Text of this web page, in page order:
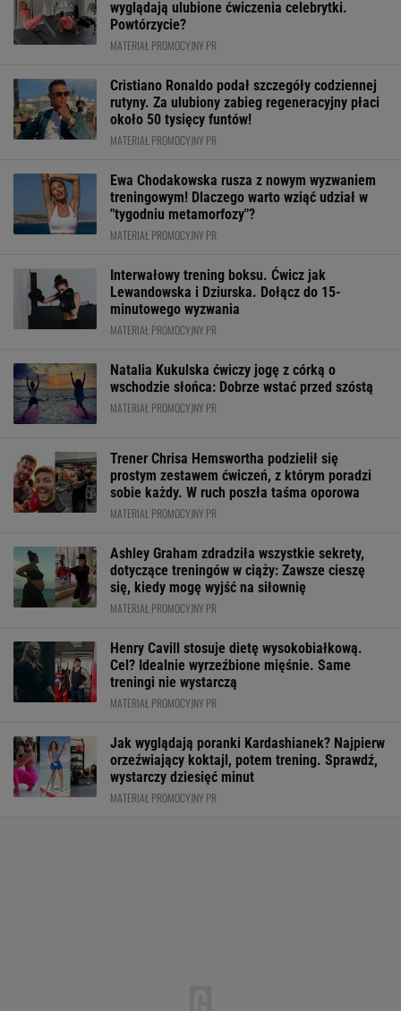
wyglądają ulubione ćwiczenia celebrytki.
Powtórzycie?
MATERIAŁ PROMOCYJNY PR
Cristiano Ronaldo podał szczegóły codziennej
rutyny. Za ulubiony zabieg regeneracyjny płaci
około 50 tysięcy funtów!
MATERIAŁ PROMOCYJNY PR
Ewa Chodakowska rusza z nowym wyzwaniem
treningowym! Dlaczego warto wziąć udział w
"tygodniu metamorfozy"?
MATERIAŁ PROMOCYJNY PR
Interwałowy trening boksu. Ćwicz jak
Lewandowska i Dziurska. Dołącz do 15-
minutowego wyzwania
MATERIAŁ PROMOCYJNY PR
Natalia Kukulska ćwiczy jogę z córką o
wschodzie słońca: Dobrze wstać przed szóstą
MATERIAŁ PROMOCYJNY PR
Trener Chrisa Hemswortha podzielił się
prostym zestawem ćwiczeń, z którym poradzi
sobie każdy. W ruch poszła taśma oporowa
MATERIAŁ PROMOCYJNY PR
Ashley Graham zdradziła wszystkie sekrety,
dotyczące treningów w ciąży: Zawsze cieszę
się, kiedy mogę wyjść na siłownię
MATERIAŁ PROMOCYJNY PR
Henry Cavill stosuje dietę wysokobiałkową.
Cel? Idealnie wyrzeźbione mięśnie. Same
treningi nie wystarczą
MATERIAŁ PROMOCYJNY PR
Jak wyglądają poranki Kardashianek? Najpierw
orzeźwiający koktajl, potem trening. Sprawdź,
wystarczy dziesięć minut
MATERIAŁ PROMOCYJNY PR